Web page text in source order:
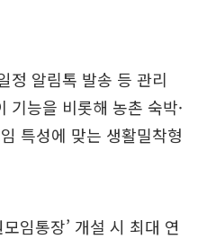
정 알림톡 발송 등 관리
기능을 비롯해 농촌 숙박·
특성에 맞는 생활밀착형
임통장’ 개설 시 최대 연